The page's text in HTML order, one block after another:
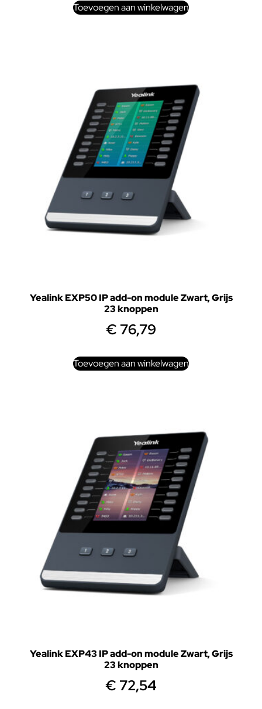
Toevoegen aan winkelwagen
Yealink EXP50 IP add-on module Zwart, Grijs
23 knoppen
€ 76,79
Toevoegen aan winkelwagen
Yealink EXP43 IP add-on module Zwart, Grijs
23 knoppen
€ 72,54